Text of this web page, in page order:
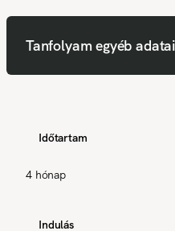
Tanfolyam egyéb
Időtartam
4 hónap
Indulás